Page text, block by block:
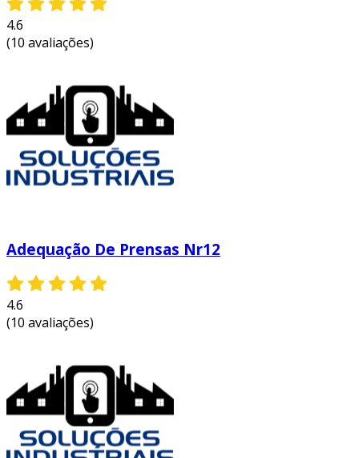
4.6
(10 avaliações)
Adequação De Prensas Nr12
4.6
(10 avaliações)